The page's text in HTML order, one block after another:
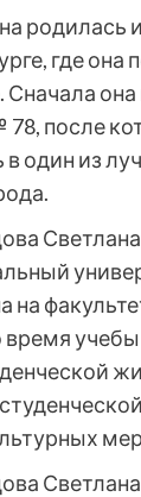
родилась
где она
Сначала
после
один из
на
учебы